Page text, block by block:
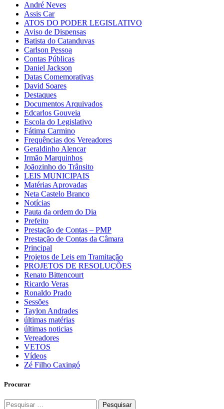
André Neves
Assis Car
ATOS DO PODER LEGISLATIVO
Aviso de Dispensas
Batista do Catanduvas
Carlson Pessoa
Contas Públicas
Daniel Jackson
Datas Comemorativas
David Soares
Destaques
Documentos Arquivados
Edcarlos Gouveia
Escola do Legislativo
Fátima Carmino
Frequências dos Vereadores
Geraldinho Alencar
Irmão Marquinhos
Joãozinho do Trânsito
LEIS MUNICIPAIS
Matérias Aprovadas
Neta Castelo Branco
Notícias
Pauta da ordem do Dia
Prefeito
Prestação de Contas – PMP
Prestação de Contas da Câmara
Principal
Projetos de Leis em Tramitação
PROJETOS DE RESOLUÇÕES
Renato Bittencourt
Ricardo Veras
Ronaldo Prado
Sessões
Taylon Andrades
últimas matérias
últimas noticias
Vereadores
VETOS
Vídeos
Zé Filho Caxingó
Procurar
Pesquisar